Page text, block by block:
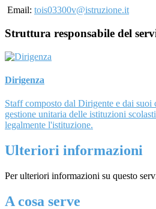
Email: tois03300v@istruzione.it
Struttura responsabile del
Dirigenza
Staff composto dal Dirigente e dai suoi
gestione unitaria delle istituzioni
legalmente l'istituzione.
Ulteriori informazioni
Per ulteriori informazioni su questo
A cosa serve